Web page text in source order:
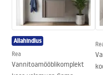
Sügavus
Manual
E07-70.pdf
Allahindlus
Rea
Vannitoamööblikomplekt